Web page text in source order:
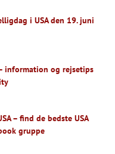
i USA den 19. juni
information og rejsetips
– find de bedste USA
gruppe